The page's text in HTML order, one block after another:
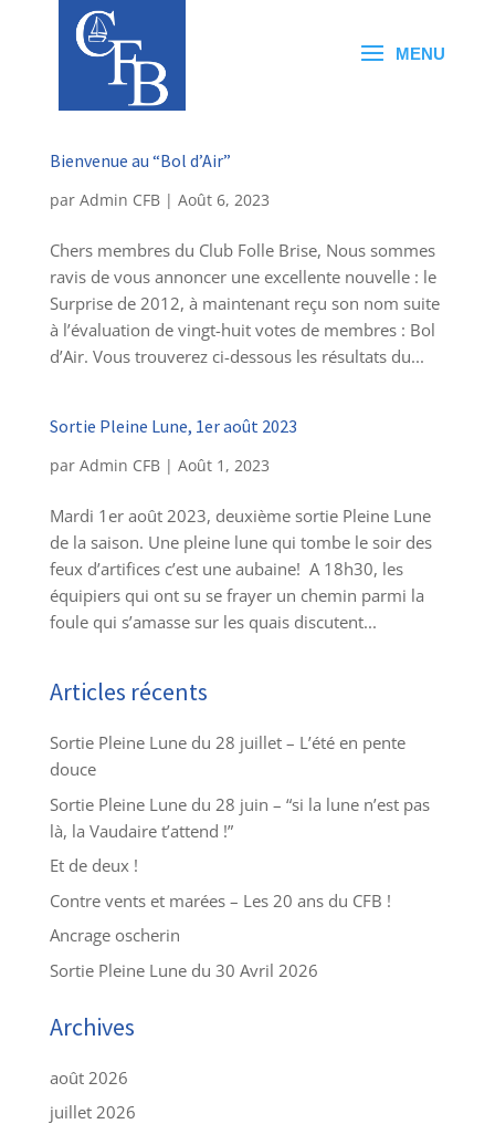
Bienvenue au “Bol d’Air”
par Admin CFB| Août 6, 2023
Chers membres du Club Folle Brise, Nous sommes
ravis de vous annoncer une excellente nouvelle : le
Surprise de 2012, à maintenant reçu son nom suite
à l’évaluation de vingt-huit votes de membres : Bol
d’Air. Vous trouverez ci-dessous les résultats du...
Sortie Pleine Lune, 1er août 2023
par Admin CFB| Août 1, 2023
Mardi 1er août 2023, deuxième sortie Pleine Lune
de la saison. Une pleine lune qui tombe le soir des
feux d’artifices c’est une aubaine! A 18h30, les
équipiers qui ont su se frayer un chemin parmi la
foule qui s’amasse sur les quais discutent...
Articles récents
Sortie Pleine Lune du 28 juillet – L’été en pente
douce
Sortie Pleine Lune du 28 juin – “si la lune n’est pas
là, la Vaudaire t’attend !”
Et de deux !
Contre vents et marées – Les 20 ans du CFB !
Ancrage oscherin
Sortie Pleine Lune du 30 Avril 2026
Archives
août 2026
juillet 2026